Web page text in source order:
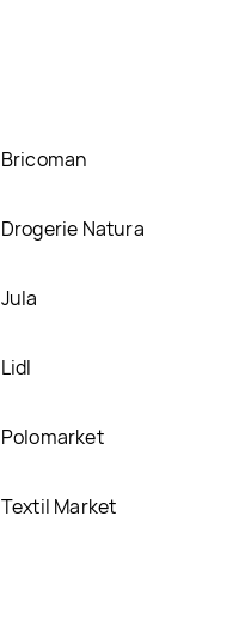
Bricoman
Drogerie Natura
Jula
Lidl
Polomarket
Textil Market